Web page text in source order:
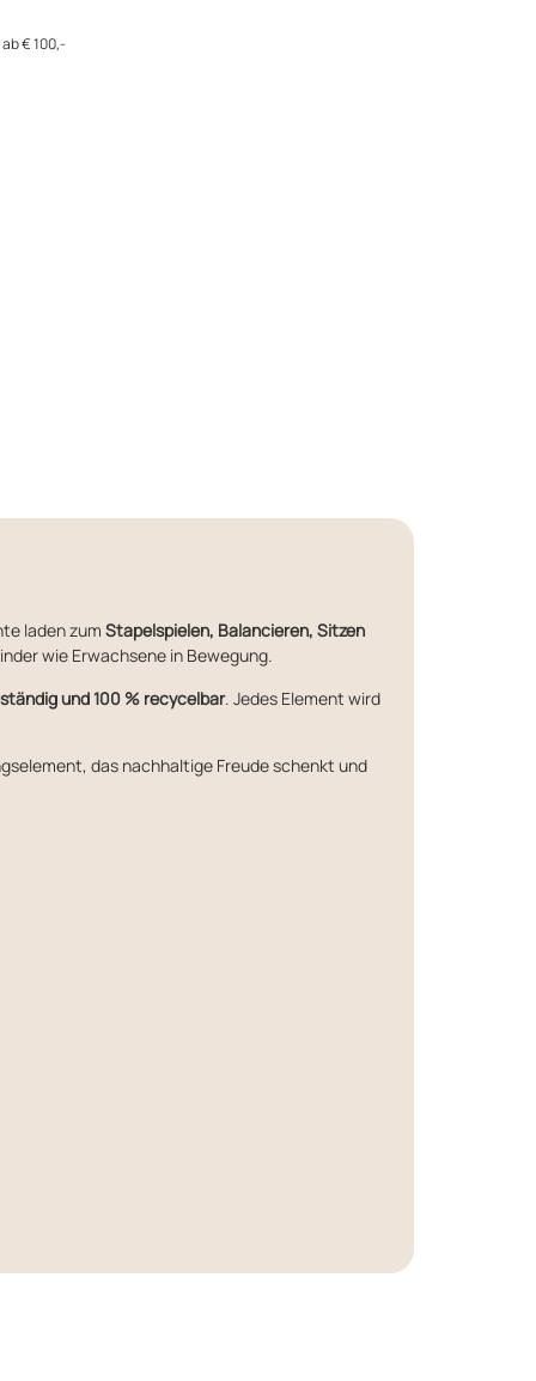
€ 100,-
laden zum Stapelspielen, Balancieren, Sitzen
wie Erwachsene in Bewegung.
und 100 % recycelbar. Jedes Element wird
das nachhaltige Freude schenkt und